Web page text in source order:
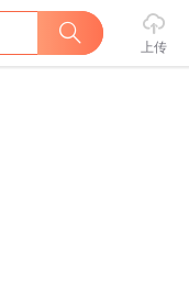
上传